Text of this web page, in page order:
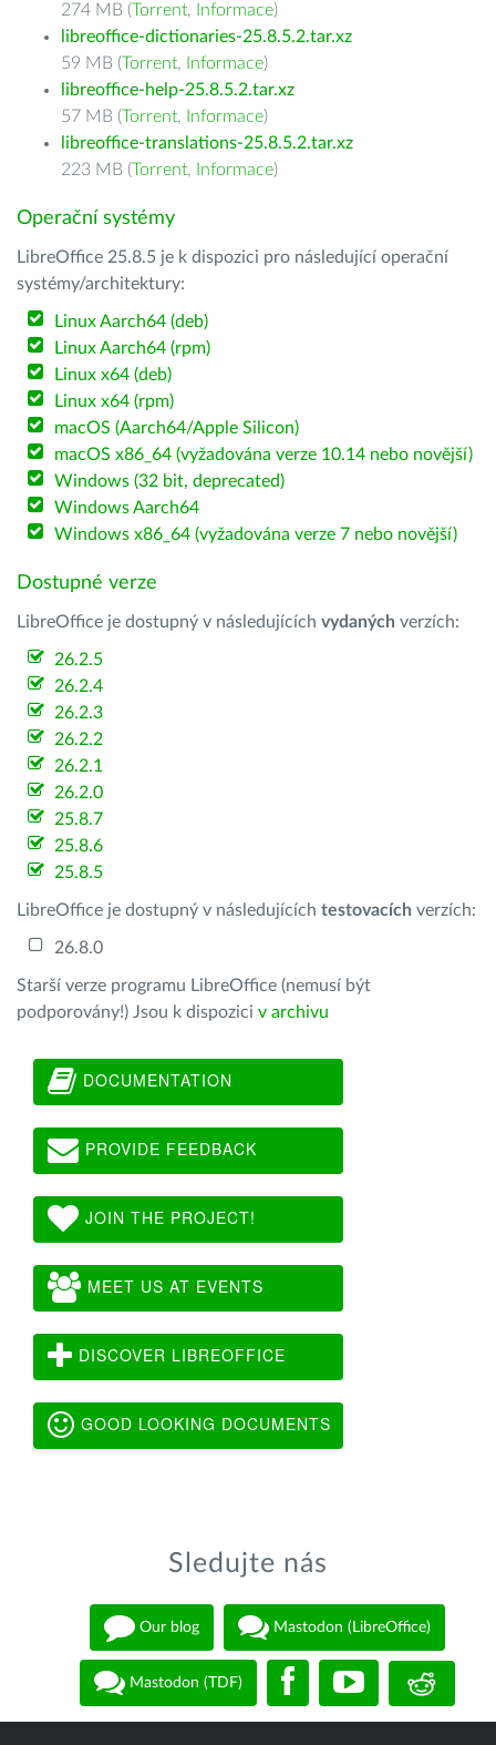
274 MB (Torrent, Informace)
libreoffice-dictionaries-25.8.5.2.tar.xz
59 MB (Torrent, Informace)
libreoffice-help-25.8.5.2.tar.xz
57 MB (Torrent, Informace)
libreoffice-translations-25.8.5.2.tar.xz
223 MB (Torrent, Informace)
Operační systémy
LibreOffice 25.8.5 je k dispozici pro následující operační
systémy/architektury:
Linux Aarch64 (deb)
Linux Aarch64 (rpm)
Linux x64 (deb)
Linux x64 (rpm)
macOS (Aarch64/Apple Silicon)
macOS x86_64 (vyžadována verze 10.14 nebo novější)
Windows (32 bit, deprecated)
Windows Aarch64
Windows x86_64 (vyžadována verze 7 nebo novější)
Dostupné verze
LibreOffice je dostupný v následujících vydaných verzích:
26.2.5
26.2.4
26.2.3
26.2.2
26.2.1
26.2.0
25.8.7
25.8.6
25.8.5
LibreOffice je dostupný v následujících testovacích verzích:
26.8.0
Starší verze programu LibreOffice (nemusí být
podporovány!) Jsou k dispozici v archivu
DOCUMENTATION
PROVIDE FEEDBACK
JOIN THE PROJECT!
MEET US AT EVENTS
DISCOVER LIBREOFFICE
GOOD LOOKING DOCUMENTS
Sledujte nás
Our blog Mastodon (LibreOffice)
Mastodon (TDF)